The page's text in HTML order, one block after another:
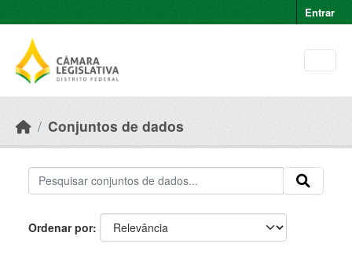
Entrar
Conjuntos de dados
Ordenar por